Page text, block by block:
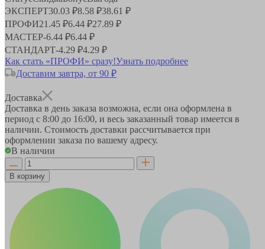
ЭКСПЕРТ30.03 ₽8.58 ₽38.61 ₽
ПРОФИ21.45 ₽6.44 ₽27.89 ₽
МАСТЕР-6.44 ₽6.44 ₽
СТАНДАРТ-4.29 ₽4.29 ₽
Как стать «ПРОФИ» сразу!Узнать подробнее
Доставим завтра, от 90 ₽
Доставка
Доставка в день заказа возможна, если она оформлена в
период с 8:00 до 16:00, и весь заказанный товар имеется в
наличии. Стоимость доставки рассчитывается при
оформлении заказа по вашему адресу.
В наличии
В корзину